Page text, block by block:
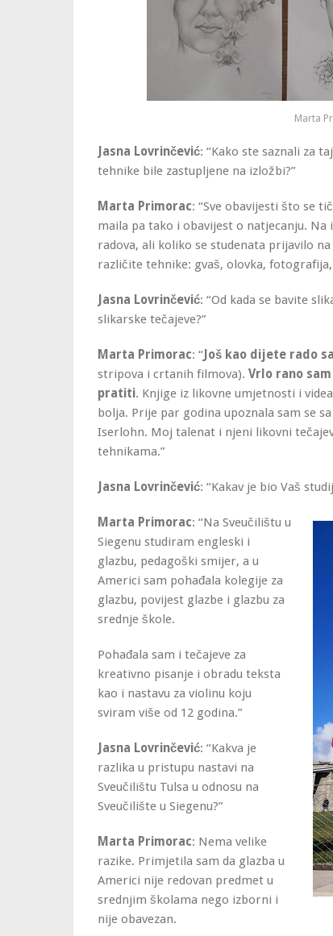
Marta
Jasna Lovrinčević: “Kako ste saznali za
tehnike bile zastupljene na izložbi?”
Marta Primorac: “Sve obavijesti što se
maila pa tako i obavijest o natjecanju.
radova, ali koliko se studenata prijavilo
različite tehnike: gvaš, olovka,
Jasna Lovrinčević: “Od kada se bavite
slikarske tečajeve?”
Marta Primorac: “ Još kao dijete rado
stripova i crtanih filmova). Vrlo rano
pratiti. Knjige iz likovne umjetnosti i
bolja. Prije par godina upoznala sam se sa
Iserlohn. Moj talenat i njeni likovni
tehnikama.”
Jasna Lovrinčević: “Kakav je bio Vaš
Marta Primorac: “Na Sveučilištu u
Siegenu studiram engleski i
glazbu, pedagoški smijer, a u
Americi sam pohađala kolegije za
glazbu, povijest glazbe i glazbu za
srednje škole.
Pohađala sam i tečajeve za
kreativno pisanje i obradu teksta
kao i nastavu za violinu koju
sviram više od 12 godina.”
Jasna Lovrinčević: “Kakva je
razlika u pristupu nastavi na
Sveučilištu Tulsa u odnosu na
Sveučilište u Siegenu?”
Marta Primorac: Nema velike
razike. Primjetila sam da glazba u
Americi nije redovan predmet u
srednjim školama nego izborni i
nije obavezan.